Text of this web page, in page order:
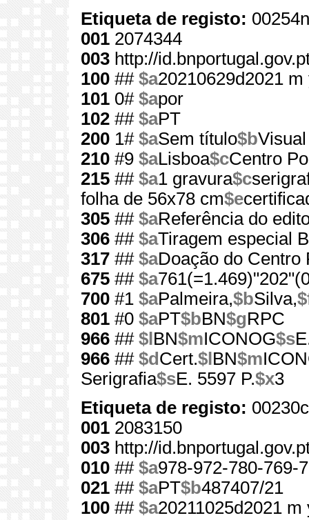
Etiqueta de registo:
001 2074344
003 http://
100 ## $a20210629d2021
101 0# $apor
102 ## $aPT
200 1# $aSem título$b
210 #9 $aLisboa$cCentro
215 ## $a1 gravura$c
folha de 56x78 cm$e
305 ## $aReferência do
306 ## $aTiragem especial
317 ## $aDoação do Centro
675 ## $a
700 #1 $aPalmeira,$bSilva,
801 #0 $aPT$bBN$gRPC
966 ## $l BN$mICONOG$s
966 ## $d Cert.$l BN$m
Serigrafia$sE. 5597 P.$x3
Etiqueta de registo:
001 2083150
003 http://
010 ## $a978-972-780-769-7
021 ## $aPT$b487407/21
100 ## $a20211025d2021